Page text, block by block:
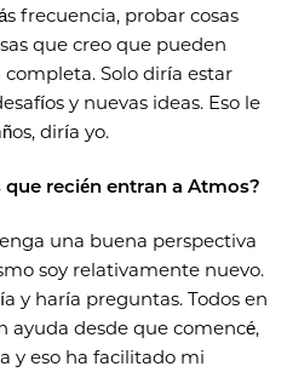
frecuencia, probar cosas
que creo que pueden
Solo diría estar
y nuevas ideas. Eso le
diría yo.
que recién entran a Atmos?
una buena perspectiva
soy relativamente nuevo.
y haría preguntas. Todos en
ayuda desde que comencé,
y eso ha facilitado mi